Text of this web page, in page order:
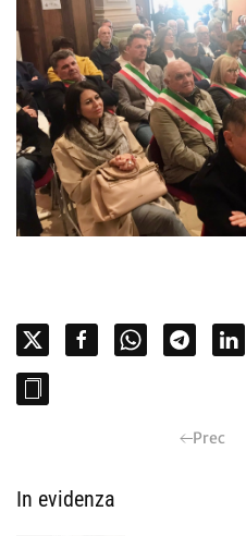
Prec
In evidenza